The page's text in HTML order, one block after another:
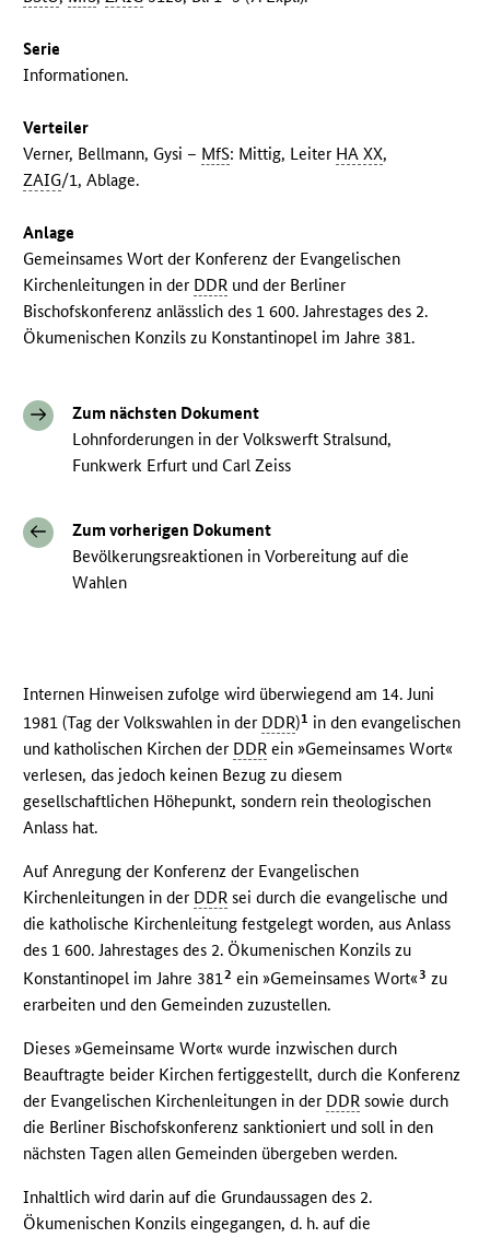
Serie
Informationen.
Verteiler
Verner, Bellmann, Gysi – MfS: Mittig, Leiter HA XX,
ZAIG/1, Ablage.
Anlage
Gemeinsames Wort der Konferenz der Evangelischen
Kirchenleitungen in der DDR und der Berliner
Bischofskonferenz anlässlich des 1 600. Jahrestages des 2.
Ökumenischen Konzils zu Konstantinopel im Jahre 381.
Zum nächsten Dokument
Lohnforderungen in der Volkswerft Stralsund,
Funkwerk Erfurt und Carl Zeiss
Zum vorherigen Dokument
Bevölkerungsreaktionen in Vorbereitung auf die
Wahlen
Internen Hinweisen zufolge wird überwiegend am 14. Juni
1981 (Tag der Volkswahlen in der DDR)1 in den evangelischen
und katholischen Kirchen der DDR ein »Gemeinsames Wort«
verlesen, das jedoch keinen Bezug zu diesem
gesellschaftlichen Höhepunkt, sondern rein theologischen
Anlass hat.
Auf Anregung der Konferenz der Evangelischen
Kirchenleitungen in der DDR sei durch die evangelische und
die katholische Kirchenleitung festgelegt worden, aus Anlass
des 1 600. Jahrestages des 2. Ökumenischen Konzils zu
Konstantinopel im Jahre 3812 ein »Gemeinsames Wort«3 zu
erarbeiten und den Gemeinden zuzustellen.
Dieses »Gemeinsame Wort« wurde inzwischen durch
Beauftragte beider Kirchen fertiggestellt, durch die Konferenz
der Evangelischen Kirchenleitungen in der DDR sowie durch
die Berliner Bischofskonferenz sanktioniert und soll in den
nächsten Tagen allen Gemeinden übergeben werden.
Inhaltlich wird darin auf die Grundaussagen des 2.
Ökumenischen Konzils eingegangen, d. h. auf die